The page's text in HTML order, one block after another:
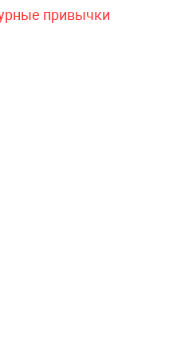
привычки